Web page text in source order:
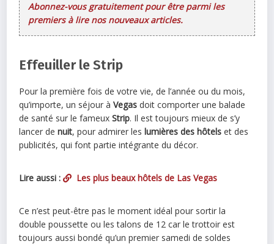
Abonnez-vous gratuitement pour être parmi les
premiers à lire nos nouveaux articles.
Effeuiller le Strip
Pour la première fois de votre vie, de l’année ou du mois,
qu’importe, un séjour à Vegas doit comporter une balade
de santé sur le fameuxStrip. Il est toujours mieux de s’y
lancer denuit, pour admirer leslumières des hôtels et des
publicités, qui font partie intégrante du décor.
Lire aussi : Les plus beaux hôtels de Las Vegas
Ce n’est peut-être pas le moment idéal pour sortir la
double poussette ou les talons de 12 car le trottoir est
toujours aussi bondé qu’un premier samedi de soldes